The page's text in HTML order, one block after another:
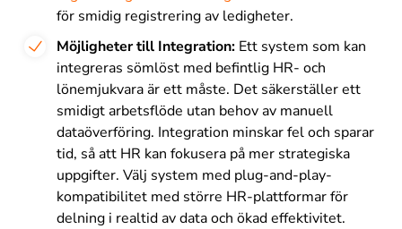
för smidig registrering av ledigheter.
Möjligheter till Integration: Ett system som kan
integreras sömlöst med befintlig HR- och
lönemjukvara är ett måste. Det säkerställer ett
smidigt arbetsflöde utan behov av manuell
dataöverföring. Integration minskar fel och sparar
tid, så att HR kan fokusera på mer strategiska
uppgifter. Välj system med plug-and-play-
kompatibilitet med större HR-plattformar för
delning i realtid av data och ökad effektivitet.